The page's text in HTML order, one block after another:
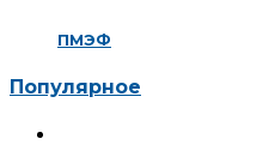
ПМЭФ
Популярное